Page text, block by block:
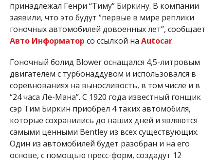
принадлежал Генри “Тиму” Биркину. В компании
заявили, что это будут “первые в мире реплики
гоночных автомобилей довоенных лет”, сообщает
Авто Информатор со ссылкой на Autocar.
Гоночный болид Blower оснащался 4,5-литровым
двигателем с турбонаддувом и использовался в
соревнованиях на выносливость, в том числе и в
“24 часа Ле-Мана”. С 1920 года известный гонщик
сэр Тим Биркин приобрел 4 таких автомобиля,
которые сохранились до наших дней и являются
самыми ценными Bentley из всех существующих.
Один из автомобилей будет разобран и на его
основе, с помощью пресс-форм, создадут 12